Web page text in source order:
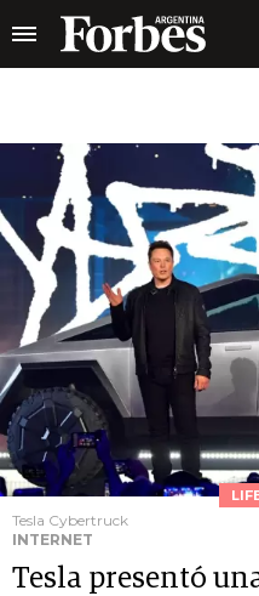
Tesla Cybertruck
INTERNET
Tesla presentó